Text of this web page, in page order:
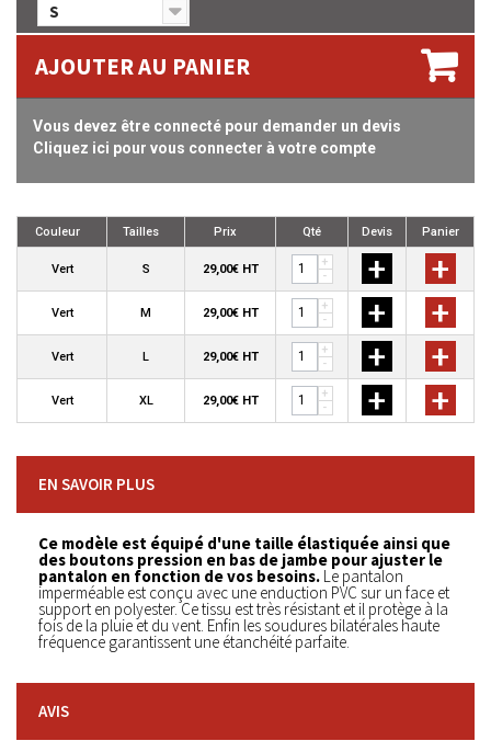
S
AJOUTER AU PANIER
Vous devez être connecté pour demander un devis
Cliquez ici pour vous connecter à votre compte
Couleur Tailles Prix Qté Devis Panier
Vert S 29,00€ HT
+
-
+ +
Vert M 29,00€ HT
+
-
+ +
Vert L 29,00€ HT
+
-
+ +
Vert XL 29,00€ HT
+
-
+ +
EN SAVOIR PLUS
Ce modèle est équipé d'une taille élastiquée ainsi que
des boutons pression en bas de jambe pour ajuster le
pantalon en fonction de vos besoins. Le pantalon
imperméable est conçu avec une enduction PVC sur un face et
support en polyester. Ce tissu est très résistant et il protège à la
fois de la pluie et du vent. Enfin les soudures bilatérales haute
fréquence garantissent une étanchéité parfaite.
AVIS